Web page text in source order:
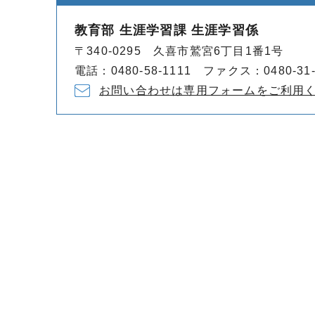
教育部 生涯学習課 生涯学習係
〒340-0295 久喜市鷲宮6丁目1番1号
電話：0480-58-1111 ファクス：0480-
お問い合わせは専用フォームをご利用く